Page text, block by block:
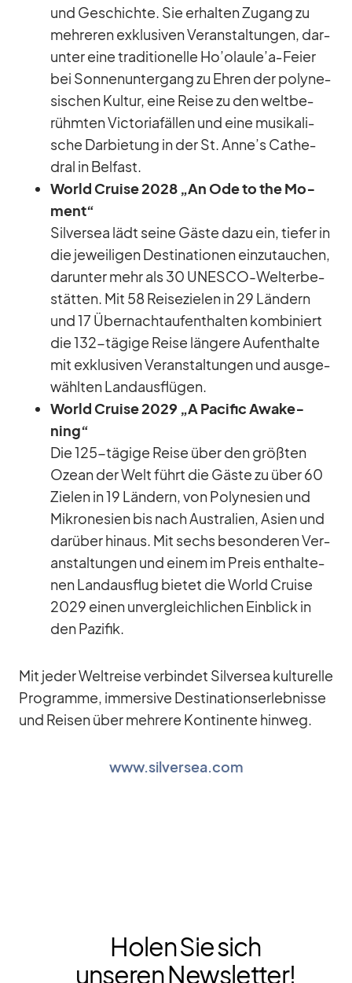
und Ge­schichte. Sie er­hal­ten Zu­gang zu
meh­re­ren ex­klu­si­ven Ver­an­stal­tun­gen, dar­
un­ter eine tra­di­tio­nelle Ho’olaule’a‑Feier
bei Son­nen­un­ter­gang zu Eh­ren der po­ly­ne­
si­schen Kul­tur, eine Reise zu den welt­be­
rühm­ten Vic­to­ria­fäl­len und eine mu­si­ka­li­
sche Dar­bie­tung in der St. Anne’s Ca­the­
dral in Bel­fast.
World Cruise 2028 „An Ode to the Mo­
ment“
Sil­ver­sea lädt seine Gäste dazu ein, tie­fer in
die je­wei­li­gen De­sti­na­tio­nen ein­zu­tau­chen,
dar­un­ter mehr als 30 UNESCO-Welt­erbe­
stät­ten. Mit 58 Rei­se­zie­len in 29 Län­dern
und 17 Über­nacht­auf­ent­hal­ten kom­bi­niert
die 132-tä­gige Reise län­gere Auf­ent­halte
mit ex­klu­si­ven Ver­an­stal­tun­gen und aus­ge­
wähl­ten Land­aus­flü­gen.
World Cruise 2029 „A Pa­ci­fic Awa­ke­
ning“
Die 125-tä­gige Reise über den größ­ten
Ozean der Welt führt die Gäste zu über 60
Zie­len in 19 Län­dern, von Po­ly­ne­sien und
Mi­kro­ne­sien bis nach Aus­tra­lien, Asien und
dar­über hin­aus. Mit sechs be­son­de­ren Ver­
an­stal­tun­gen und ei­nem im Preis ent­hal­te­
nen Land­aus­flug bie­tet die World Cruise
2029 ei­nen un­ver­gleich­li­chen Ein­blick in
den Pa­zi­fik.
Mit je­der Welt­reise ver­bin­det Sil­ver­sea kul­tu­relle
Pro­gramme, im­mersive De­sti­na­ti­ons­er­leb­nisse
und Rei­sen über meh­rere Kon­ti­nente hin­weg.
www.silversea.com
Holen Sie sich
unseren Newsletter!